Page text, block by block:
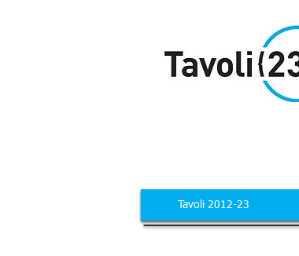
Tavoli 2012-23